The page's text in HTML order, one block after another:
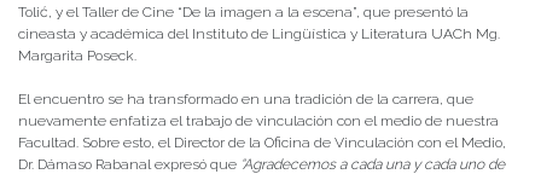
Tolić, y el Taller de Cine “De la imagen a la escena”, que presentó la
cineasta y académica del Instituto de Lingüística y Literatura UACh Mg.
Margarita Poseck.
El encuentro se ha transformado en una tradición de la carrera, que
nuevamente enfatiza el trabajo de vinculación con el medio de nuestra
Facultad. Sobre esto, el Director de la Oficina de Vinculación con el Medio,
Dr. Dámaso Rabanal expresó que “Agradecemos a cada una y cada uno de